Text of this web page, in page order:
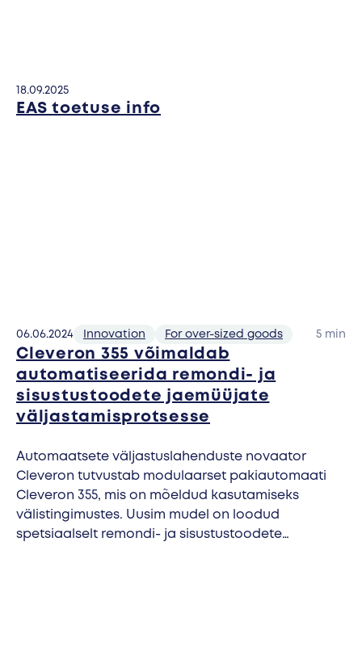
EAS toetuse info
18.09.2025
Cleveron 355 võimaldab
automatiseerida remondi- ja
sisustustoodete jaemüüjate
väljastamisprotsesse
Automaatsete väljastuslahenduste novaator
Cleveron tutvustab modulaarset pakiautomaati
Cleveron 355, mis on mõeldud kasutamiseks
välistingimustes. Uusim mudel on loodud
spetsiaalselt remondi- ja sisustustoodete
06.06.2024 Innovation For over-sized goods 5 min